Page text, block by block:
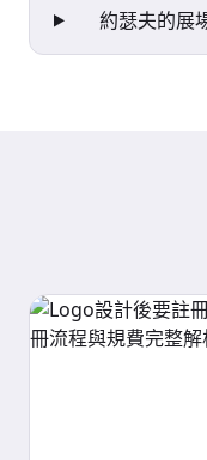
約瑟夫的展